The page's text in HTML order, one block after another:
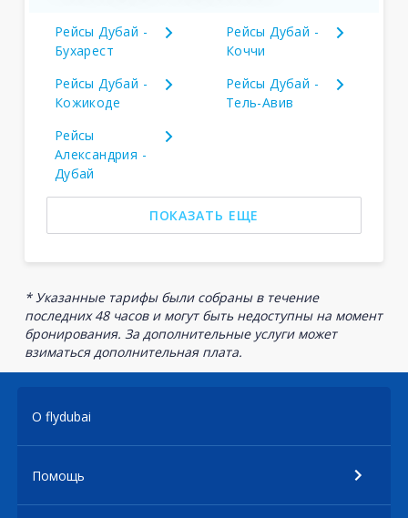
Рейсы Дубай -
Бухарест
Рейсы Дубай -
Коччи
Рейсы Дубай -
Кожикоде
Рейсы Дубай -
Тель-Авив
Рейсы
Александрия -
Дубай
ПОКАЗАТЬ ЕЩЕ
* Указанные тарифы были собраны в течение
последних 48 часов и могут быть недоступны на момент
бронирования. За дополнительные услуги может
взиматься дополнительная плата.
О flydubai
Помощь